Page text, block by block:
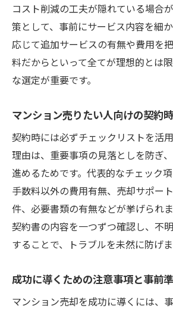
コスト削減の工夫が隠れている場合
策として、事前にサービス内容を細
応じて追加サービスの有無や費用を
料だからといって全てが理想的とは
な選定が重要です。
マンション売りたい人向けの契約
契約時には必ずチェックリストを活
理由は、重要事項の見落としを防ぎ
進めるためです。代表的なチェック
手数料以外の費用有無、売却サポー
件、必要書類の有無などが挙げられま
契約書の内容を一つずつ確認し、不
することで、トラブルを未然に防げま
成功に導くための注意事項と事前
マンション売却を成功に導くには、